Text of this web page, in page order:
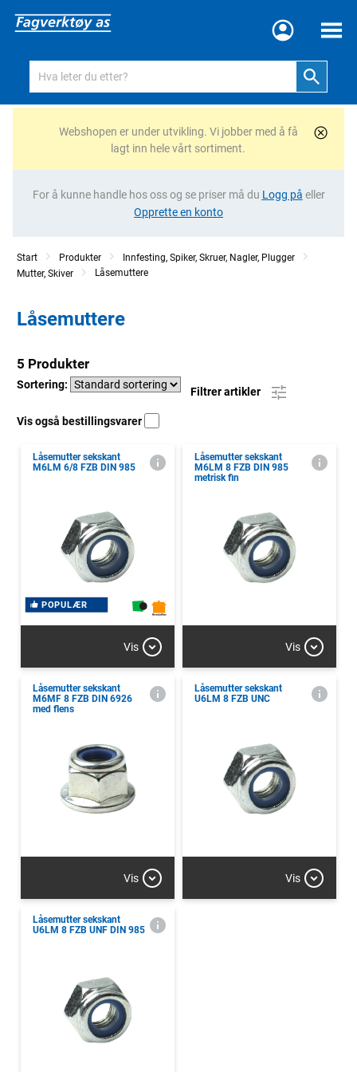
Meny
Webshopen er under utvikling. Vi jobber med å få
lagt inn hele vårt sortiment.
For å kunne handle hos oss og se priser må du Logg på eller
Opprette en konto
Start Produkter
Innfesting, Spiker, Skruer, Nagler, Plugger
Mutter, Skiver
Låsemuttere
Låsemuttere
5 Produkter
Sortering:
Filtrer artikler
Vis også bestillingsvarer
Låsemutter sekskant
M6LM 6/8 FZB DIN 985
POPULÆR
Vis
Låsemutter sekskant
M6LM 8 FZB DIN 985
metrisk fin
Vis
Låsemutter sekskant
M6MF 8 FZB DIN 6926
med flens
Vis
Låsemutter sekskant
U6LM 8 FZB UNC
Vis
Låsemutter sekskant
U6LM 8 FZB UNF DIN 985